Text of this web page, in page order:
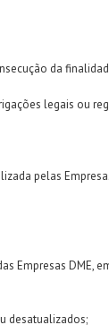
da
legais ou
pelas
Empresas
desatualizados;